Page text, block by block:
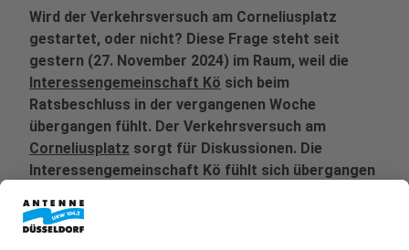
Wird der Verkehrsversuch am Corneliusplatz
gestartet, oder nicht? Diese Frage steht seit
gestern (27. November 2024) im Raum, weil die
Interessengemeinschaft Kö sich beim
Ratsbeschluss in der vergangenen Woche
übergangen fühlt. Der Verkehrsversuch am
Corneliusplatz sorgt für Diskussionen. Die
Interessengemeinschaft Kö fühlt sich übergangen
Ratsbeschlusses.